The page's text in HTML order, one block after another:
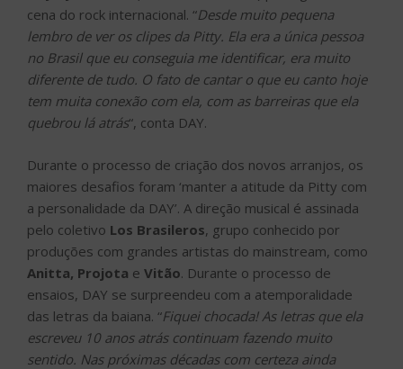
cena do rock internacional. “Desde muito pequena
lembro de ver os clipes da Pitty. Ela era a única pessoa
no Brasil que eu conseguia me identificar, era muito
diferente de tudo. O fato de cantar o que eu canto hoje
tem muita conexão com ela, com as barreiras que ela
quebrou lá atrás“, conta DAY.
Durante o processo de criação dos novos arranjos, os
maiores desafios foram ‘manter a atitude da Pitty com
a personalidade da DAY’. A direção musical é assinada
pelo coletivo Los Brasileros, grupo conhecido por
produções com grandes artistas do mainstream, como
Anitta, Projota e Vitão. Durante o processo de
ensaios, DAY se surpreendeu com a atemporalidade
das letras da baiana. “Fiquei chocada! As letras que ela
escreveu 10 anos atrás continuam fazendo muito
sentido. Nas próximas décadas com certeza ainda